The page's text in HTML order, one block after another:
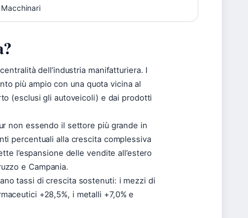
Macchinari
dell’industria manifatturiera. I
più ampio con una quota vicina al
(esclusi gli autoveicoli) e dai prodotti
non essendo il settore più grande in
percentuali alla crescita complessiva
l’espansione delle vendite all’estero
e Campania.
tassi di crescita sostenuti: i mezzi di
+28,5%, i metalli +7,0% e